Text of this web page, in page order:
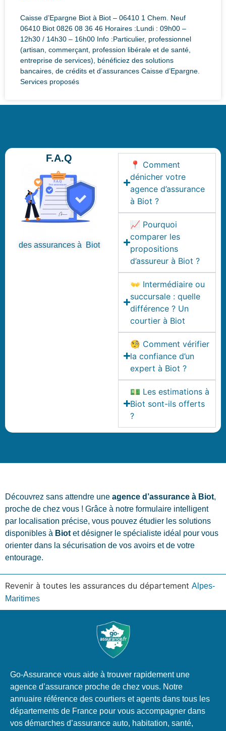
Caisse d’Epargne Biot à Biot – 06410 1 Chem. Neuf
06410 Biot 0826 08 36 46 Horaires :Lundi : 09h00 –
12h30 / 14h30 – 16h00 Info :Particulier, professionnel
(artisan, commerçant, profession libérale et de santé,
entreprise de services), bénéficiez des solutions
bancaires, de crédits et d’assurances Caisse d’Epargne.
Services proposés
F.A.Q
des assurances à Biot
📍 Comment
dénicher votre
agence d’assurance
à Biot ?
📈 Pourquoi
comparer les
propositions
d’assureur à Biot ?
👐 Intermédiaire ou
succursale : quelle
différence ? Un
courtier à Biot
🧐 Comment vérifier
la confiance d’un
expert à Biot ?
💵 Les estimations à
Biot sont-ils offerts
?
Découvrez sans attendre une agence d’assurance à Biot,
proche de chez vous ! Grâce à notre formulaire intelligent
par localisation précise, vous pouvez étudier les solutions
disponibles à Biot et désigner le spécialiste idéal pour vous
orienter dans la sécurisation de vos avoirs et de votre
entourage.
Revenir à toutes les assurances du département Alpes-
Maritimes
Go-Assurance vous aide à trouver rapidement une
agence d’assurance proche de chez vous. Notre
annuaire référence des courtiers et agents dans tous les
départements de France pour vous accompagner dans
vos démarches d’assurance auto, habitation, santé,